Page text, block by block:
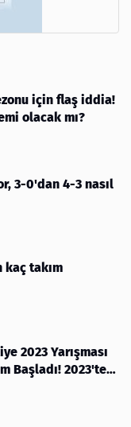
için flaş iddia!
olacak mı?
3-0'dan 4-3 nasıl
kaç takım
2023 Yarışması
Başladı! 2023'te